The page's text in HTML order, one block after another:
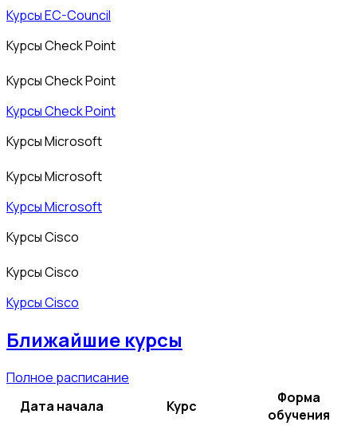
Курсы EC-Council
Курсы Check Point
Курсы Check Point
Курсы Check Point
Курсы Microsoft
Курсы Microsoft
Курсы Microsoft
Курсы Cisco
Курсы Cisco
Курсы Cisco
Ближайшие курсы
Полное расписание
Дата начала
Курс
Форма
обучения